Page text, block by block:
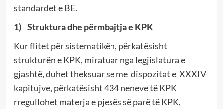
standardet e BE.
1) Struktura dhe përmbajtja e KPK
Kur flitet për sistematikën, përkatësisht
strukturën e KPK, miratuar nga legjislatura e
gjashtë, duhet theksuar se me dispozitat e XXXIV
kapitujve, përkatësisht 434 neneve të KPK
rregullohet materja e pjesës së parë të KPK,